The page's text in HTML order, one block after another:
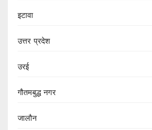
इटावा
उत्तर प्रदेश
उरई
गौतमबुद्ध नगर
जालौन